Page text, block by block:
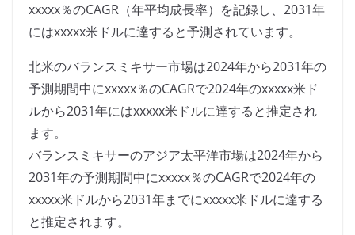
xxxxx％のCAGR（年平均成長率）を記録し、2031年
にはxxxxx米ドルに達すると予測されています。
北米のバランスミキサー市場は2024年から2031年の
予測期間中にxxxxx％のCAGRで2024年のxxxxx米ド
ルから2031年にはxxxxx米ドルに達すると推定され
ます。
バランスミキサーのアジア太平洋市場は2024年から
2031年の予測期間中にxxxxx％のCAGRで2024年の
xxxxx米ドルから2031年までにxxxxx米ドルに達する
と推定されます。